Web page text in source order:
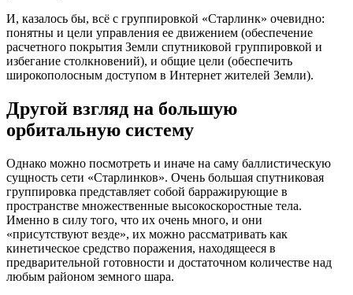
И, казалось бы, всё с группировкой «Старлинк» очевидно:
понятны и цели управления ее движением (обеспечение
расчетного покрытия Земли спутниковой группировкой и
избегание столкновений), и общие цели (обеспечить
широкополосным доступом в Интернет жителей Земли).
Другой взгляд на большую
орбитальную систему
Однако можно посмотреть и иначе на саму баллистическую
сущность сети «Старлинков». Очень большая спутниковая
группировка представляет собой барражирующие в
пространстве множественные высокоскоростные тела.
Именно в силу того, что их очень много, и они
«присутствуют везде», их можно рассматривать как
кинетическое средство поражения, находящееся в
предварительной готовности и достаточном количестве над
любым районом земного шара.